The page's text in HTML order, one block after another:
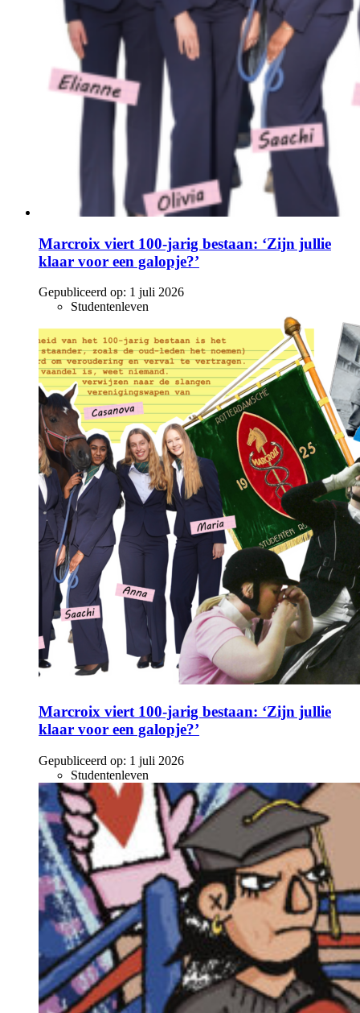
Marcroix viert 100-jarig bestaan: ‘Zijn jullie
klaar voor een galopje?’
Gepubliceerd op: 1 juli 2026
Studentenleven
Marcroix viert 100-jarig bestaan: ‘Zijn jullie
klaar voor een galopje?’
Gepubliceerd op: 1 juli 2026
Studentenleven